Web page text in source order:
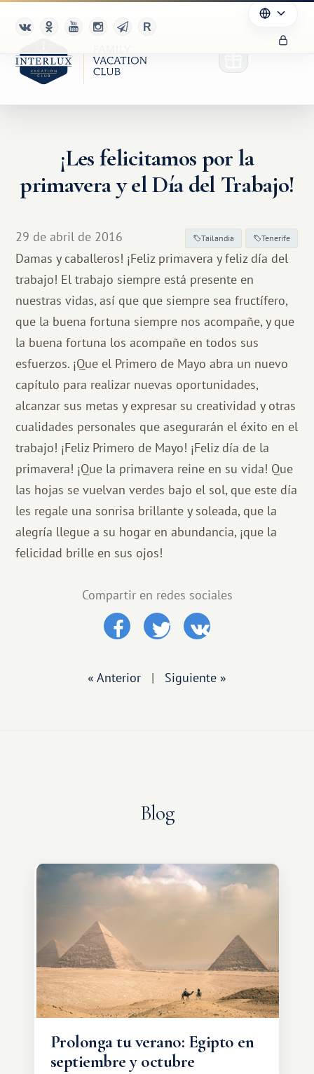
¡Les felicitamos por la
primavera y el Día del Trabajo!
29 de abril de 2016 Tailandia Tenerife
Damas y caballeros! ¡Feliz primavera y feliz día del
trabajo! El trabajo siempre está presente en
nuestras vidas, así que que siempre sea fructífero,
que la buena fortuna siempre nos acompañe, y que
la buena fortuna los acompañe en todos sus
esfuerzos. ¡Que el Primero de Mayo abra un nuevo
capítulo para realizar nuevas oportunidades,
alcanzar sus metas y expresar su creatividad y otras
cualidades personales que asegurarán el éxito en el
trabajo! ¡Feliz Primero de Mayo! ¡Feliz día de la
primavera! ¡Que la primavera reine en su vida! Que
las hojas se vuelvan verdes bajo el sol, que este día
les regale una sonrisa brillante y soleada, que la
alegría llegue a su hogar en abundancia, ¡que la
felicidad brille en sus ojos!
Compartir en redes sociales
« Anterior | Siguiente »
Blog
Prolonga tu verano: Egipto en
septiembre y octubre